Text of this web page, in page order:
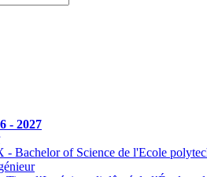
- 2027
- Bachelor of Science de l'Ecole